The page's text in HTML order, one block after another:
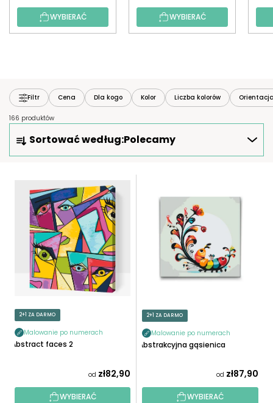
WYBIERAĆ WYBIERAĆ
Filtr Cena Dla kogo Kolor Liczba kolorów
166 produktów
O
R
O
D
U
K
Sortować według:Polecamy
U
K
T
2+1 ZA DARMO
Malowanie po numerach
Abstract faces 2
od zł82,90
WYBIERAĆ
2+1 ZA DARMO
Malowanie po numerach
Abstrakcyjna gąsienica
od zł87,90
WYBIERAĆ